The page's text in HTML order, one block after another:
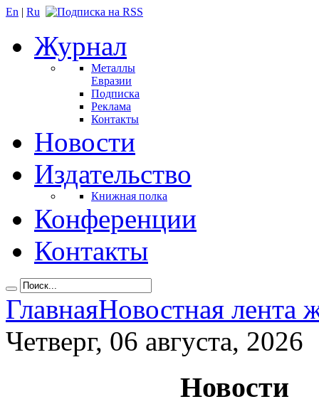
En | Ru
Журнал
Металлы
Евразии
Подписка
Реклама
Контакты
Новости
Издательство
Книжная полка
Конференции
Контакты
ГлавнаяНовостная лента
Четверг, 06 августа, 2026
Новости